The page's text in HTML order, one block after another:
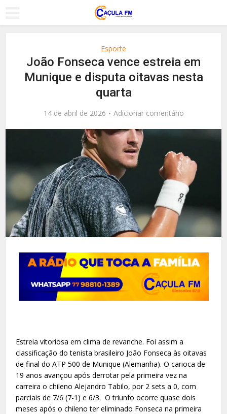
Esporte
João Fonseca vence estreia em
Munique e disputa oitavas nesta
quarta
14 de abril de 2026 Adicionar comentário
Estreia vitoriosa em clima de revanche. Foi assim a
classificação do tenista brasileiro João Fonseca às oitavas
de final do ATP 500 de Munique (Alemanha). O carioca de
19 anos avançou após derrotar pela primeira vez na
carreira o chileno Alejandro Tabilo, por 2 sets a 0, com
parciais de 7/6 (7-1) e 6/3. O triunfo ocorre quase dois
meses após o chileno ter eliminado Fonseca na primeira